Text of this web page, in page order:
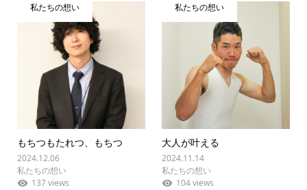
私たちの想い
もちつもたれつ、もちつ
2024.12.06
私たちの想い
137 views
私たちの想い
大人が叶える
2024.11.14
私たちの想い
104 views